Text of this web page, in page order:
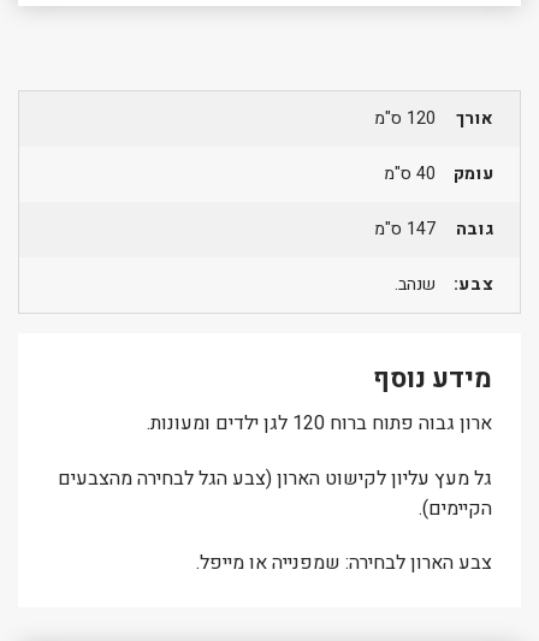
אורך 120 ס"מ
עומק 40 ס"מ
גובה 147 ס"מ
צבע: שנהב.
מידע נוסף
ארון גבוה פתוח ברוח 120 לגן ילדים ומעונות.
גל מעץ עליון לקישוט הארון (צבע הגל לבחירה מהצבעים
הקיימים).
צבע הארון לבחירה: שמפנייה או מייפל.